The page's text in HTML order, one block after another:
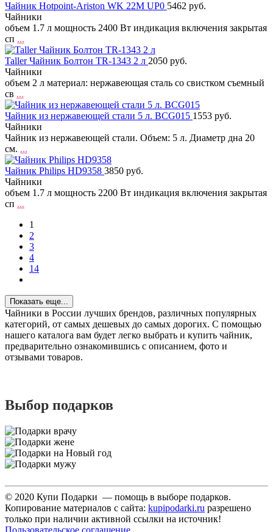
Чайник Hotpoint-Ariston WK 22M UP0 5462 руб.
Чайники
объем 1.7 л мощность 2400 Вт индикация включения закрытая
сп ...
Taller Чайник Болтон TR-1343 2 л 2050 руб.
Чайники
объем 2 л материал: нержавеющая сталь со свистком съемный
св ...
Чайник из нержавеющей стали 5 л. BCG015 1553 руб.
Чайники
Чайник из нержавеющей стали. Объем: 5 л. Диаметр дна 20
см. ...
Чайник Philips HD9358 3850 руб.
Чайники
объем 1.7 л мощность 2200 Вт индикация включения закрытая
сп ...
1
2
3
4
14
Показать еще...
Чайники в России лучших брендов, различных популярных
категорий, от самых дешевых до самых дорогих. С помощью
нашего каталога вам будет легко выбрать и купить чайник,
предварительно ознакомившись с описанием, фото и
отзывами товаров.
Выбор подарков
© 2020 Купи Подарки — помощь в выборе подарков.
Копирование материалов с сайта: kupipodarki.ru разрешено
только при наличии активной ссылки на источник!
Пользовательское соглашение